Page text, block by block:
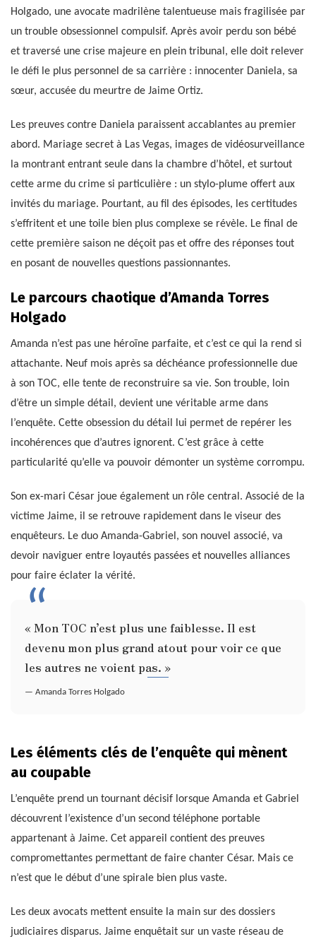
Holgado, une avocate madrilène talentueuse mais fragilisée par
un trouble obsessionnel compulsif. Après avoir perdu son bébé
et traversé une crise majeure en plein tribunal, elle doit relever
le défi le plus personnel de sa carrière : innocenter Daniela, sa
sœur, accusée du meurtre de Jaime Ortiz.
Les preuves contre Daniela paraissent accablantes au premier
abord. Mariage secret à Las Vegas, images de vidéosurveillance
la montrant entrant seule dans la chambre d’hôtel, et surtout
cette arme du crime si particulière : un stylo-plume offert aux
invités du mariage. Pourtant, au fil des épisodes, les certitudes
s’effritent et une toile bien plus complexe se révèle. Le final de
cette première saison ne déçoit pas et offre des réponses tout
en posant de nouvelles questions passionnantes.
Le parcours chaotique d’Amanda Torres
Holgado
Amanda n’est pas une héroïne parfaite, et c’est ce qui la rend si
attachante. Neuf mois après sa déchéance professionnelle due
à son TOC, elle tente de reconstruire sa vie. Son trouble, loin
d’être un simple détail, devient une véritable arme dans
l’enquête. Cette obsession du détail lui permet de repérer les
incohérences que d’autres ignorent. C’est grâce à cette
particularité qu’elle va pouvoir démonter un système corrompu.
Son ex-mari César joue également un rôle central. Associé de la
victime Jaime, il se retrouve rapidement dans le viseur des
enquêteurs. Le duo Amanda-Gabriel, son nouvel associé, va
devoir naviguer entre loyautés passées et nouvelles alliances
pour faire éclater la vérité.
« Mon TOC n’est plus une faiblesse. Il est
devenu mon plus grand atout pour voir ce que
les autres ne voient pas. »
— Amanda Torres Holgado
Les éléments clés de l’enquête qui mènent
au coupable
L’enquête prend un tournant décisif lorsque Amanda et Gabriel
découvrent l’existence d’un second téléphone portable
appartenant à Jaime. Cet appareil contient des preuves
compromettantes permettant de faire chanter César. Mais ce
n’est que le début d’une spirale bien plus vaste.
Les deux avocats mettent ensuite la main sur des dossiers
judiciaires disparus. Jaime enquêtait sur un vaste réseau de